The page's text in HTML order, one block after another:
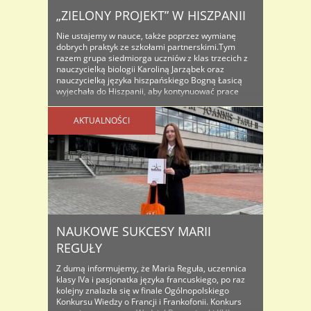
„ZIELONY PROJEKT” W HISZPANII
Nie ustajemy w nauce, także poprzez wymianę
dobrych praktyk ze szkołami partnerskimi.Tym
razem grupa siedmiorga uczniów z klas trzecich z
nauczycielką biologii Karoliną Jarząbek oraz
nauczycielką języka hiszpańskiego Bogną Łasicą
wyjechała do Hiszpanii, aby kontynuować prace
Green Citizens) rozpoczęte w naszej szkole w
październiku. W trakcie pobytu, który ..
AKTUALNOŚCI
NAUKOWE SUKCESY MARII
REGUŁY
Z dumą informujemy, że Maria Reguła, uczennica
klasy IVa i pasjonatka języka francuskiego, po raz
kolejny znalazła się w finale Ogólnopolskiego
Konkursu Wiedzy o Francji i Frankofonii. Konkurs